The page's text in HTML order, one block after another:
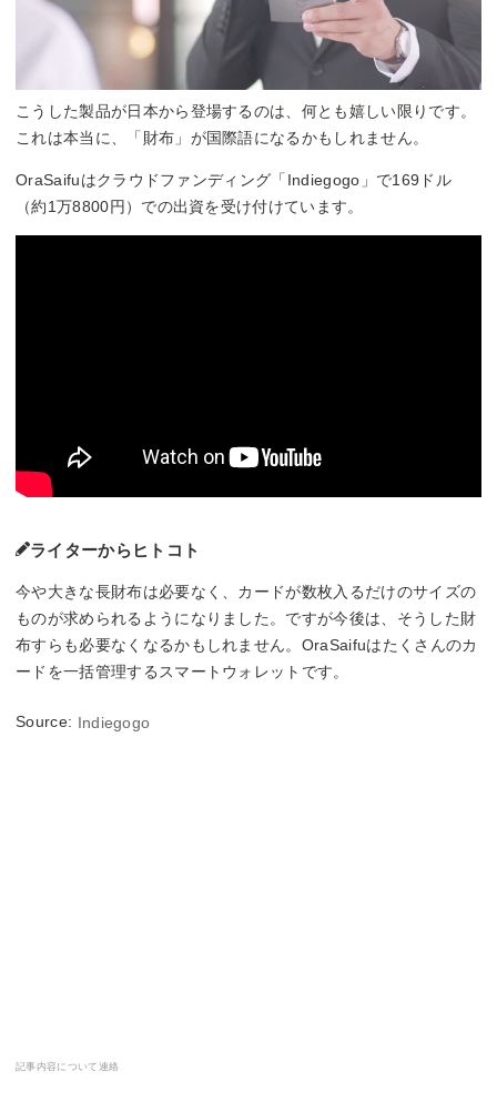
こうした製品が日本から登場するのは、何とも嬉しい限りです。
これは本当に、「財布」が国際語になるかもしれません。
OraSaifuはクラウドファンディング「Indiegogo」で169ドル
（約1万8800円）での出資を受け付けています。
ライターからヒトコト
今や大きな長財布は必要なく、カードが数枚入るだけのサイズの
ものが求められるようになりました。ですが今後は、そうした財
布すらも必要なくなるかもしれません。OraSaifuはたくさんのカ
ードを一括管理するスマートウォレットです。
Source: Indiegogo
記事内容について連絡